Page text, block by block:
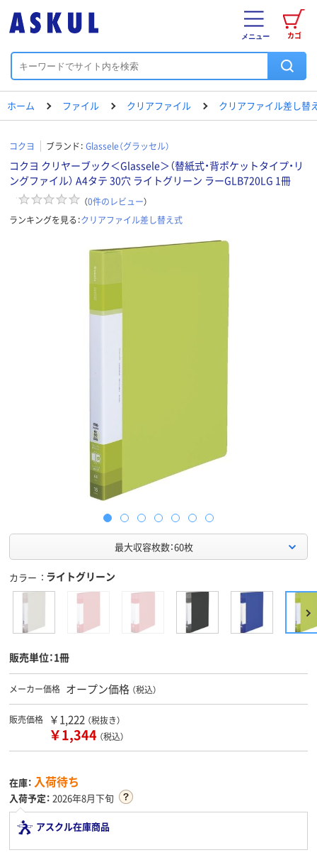
カゴ
メニュー
ホーム ファイル クリアファイル クリアファイル差し替
コクヨ ブランド： Glassele（グラッセル）
コクヨ クリヤーブック＜Glassele＞（替紙式・背ポケットタイプ・リ
ングファイル） A4タテ 30穴 ライトグリーン ラーGLB720LG 1冊
（0件のレビュー）
ランキングを見る：クリアファイル差し替え式
最大収容枚数：60枚
カラー ライトグリーン
販売単位：1冊
メーカー価格 オープン価格 （税込）
販売価格 ￥1,222 （税抜き）
￥1,344 （税込）
在庫： 入荷待ち
入荷予定： 2026年8月下旬
アスクル在庫商品